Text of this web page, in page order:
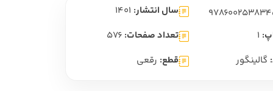
فارسی
متون کهن
سال انتشار: 1401
1 تعداد صفحات: 576
گالینگور قطع: رقعی